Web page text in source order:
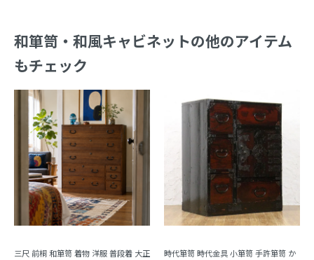
和箪笥・和風キャビネットの他のアイテム
もチェック
三尺 前桐 和箪笥 着物 洋服 普段着 大正
時代箪笥 時代金具 小箪笥 手許箪笥 か